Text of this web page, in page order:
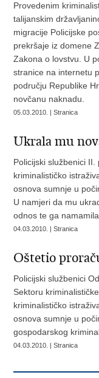
Provedenim
talijanskim
migracije Policijske
prekršaje iz domene
Zakona o lovstvu. U
stranice na internetu
području Republike
novčanu naknadu.
05.03.2010. | Stranica
Ukrala mu
Policijski službenici
kriminalističko
osnova sumnje u
U namjeri da mu
odnos te ga namamila
04.03.2010. | Stranica
Oštetio
Policijski službenici
Sektoru
kriminalističko
osnova sumnje u
gospodarskog
04.03.2010. | Stranica